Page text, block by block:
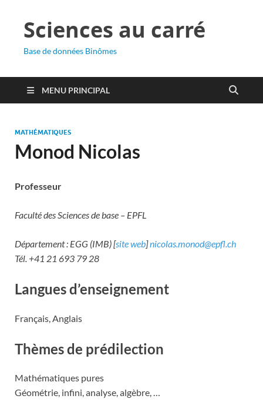
Sciences au carré
Base de données Binômes
MENU PRINCIPAL
MATHÉMATIQUES
Monod Nicolas
Professeur
Faculté des Sciences de base – EPFL
Département : EGG (IMB) [site web]nicolas.monod@epfl.ch
Tél. +41 21 693 79 28
Langues d’enseignement
Français, Anglais
Thèmes de prédilection
Mathématiques pures
Géométrie, infini, analyse, algèbre, …